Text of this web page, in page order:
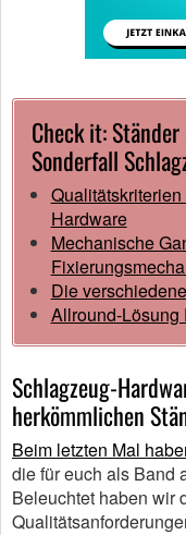
Check it:
Sonderfall
Hardware
Mechanische
Die
Allround-Lösung
Schlagzeug-
herkömmlichen
Beim letzten Mal
die für euch als Band
Beleuchtet haben wir